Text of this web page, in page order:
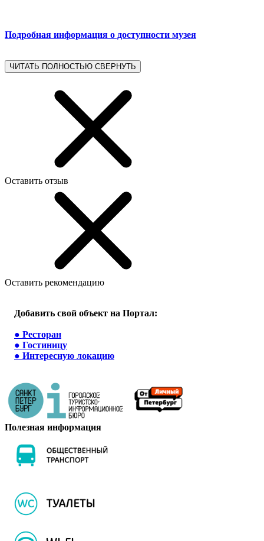
Подробная информация о доступности музея
ЧИТАТЬ ПОЛНОСТЬЮ СВЕРНУТЬ
Оставить отзыв
Оставить рекомендацию
Добавить свой объект на Портал:
● Ресторан
● Гостиницу
● Интересную локацию
Полезная информация